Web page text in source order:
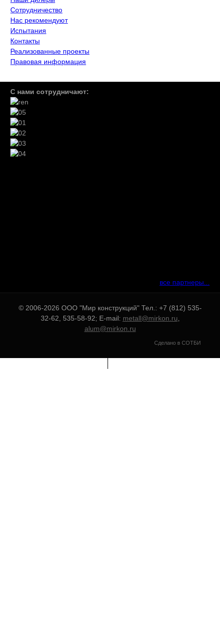
Сотрудничество
Нас рекомендуют
Испытания
Контакты
Реализованные проекты
Правовая информация
C нами сотрудничают:
все партнеры...
© 2006-2026 OOO "Мир конструкций" Тел.: +7 (812) 535-
32-62, 535-58-92; E-mail: metall@mirkon.ru
alum@mirkon.ru
Сделано в СОТБИ